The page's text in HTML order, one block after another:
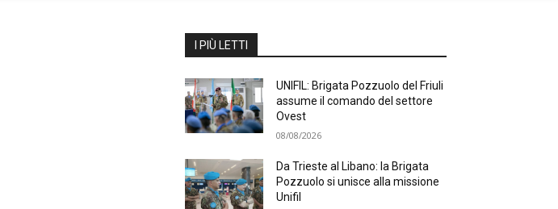
I PIÙ LETTI
UNIFIL: Brigata Pozzuolo del Friuli
assume il comando del settore
Ovest
08/08/2026
Da Trieste al Libano: la Brigata
Pozzuolo si unisce alla missione
Unifil